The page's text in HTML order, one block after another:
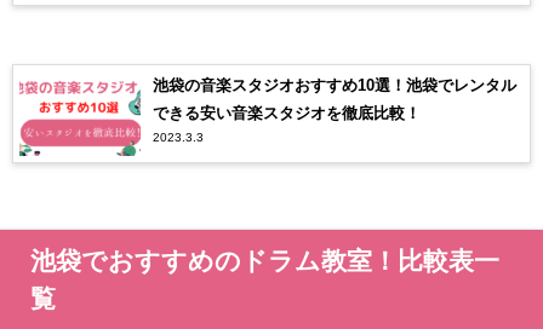
池袋の音楽スタジオおすすめ10選！池袋でレンタル
できる安い音楽スタジオを徹底比較！
2023.3.3
池袋でおすすめのドラム教室！比較表一
覧